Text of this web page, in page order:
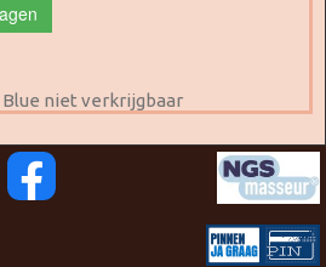
Blue niet verkrijgbaar